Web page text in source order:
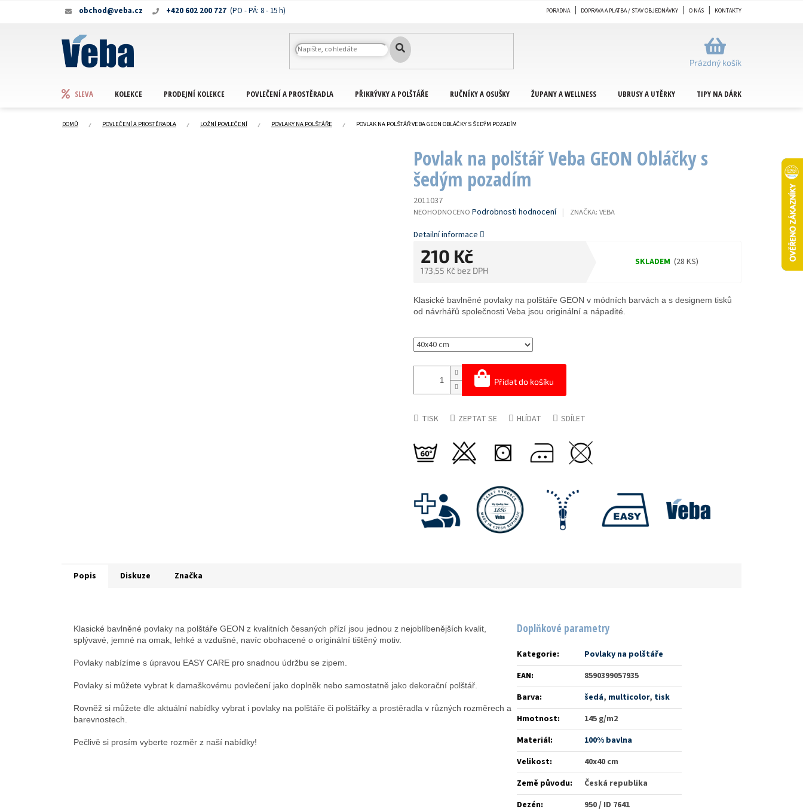
+420 602 200 727
obchod@veba.cz PORADNA DOPRAVA A PLATBA / STAV OBJEDNÁVKY O NÁS KONTAKTY
NÁKUPNÍ
KOŠÍK
Prázdný košík
SLEVA KOLEKCE PRODEJNÍ KOLEKCE POVLEČENÍ A PROSTĚRADLA PŘIKRÝVKY A POLŠTÁŘE RUČNÍKY A OSUŠKY ŽUPANY A WELLNESS UBRUSY A UTĚRKY TIPY NA DÁRKY
DOMŮ POVLEČENÍ A PROSTĚRADLA LOŽNÍ POVLEČENÍ POVLAKY NA POLŠTÁŘE POVLAK NA POLŠTÁŘ VEBA GEON OBLÁČKY S ŠEDÝM POZADÍM
Povlak na polštář Veba GEON Obláčky s
šedým pozadím
2011037
PRŮMĚRNÉ
PRODUKTU
0,0
NEOHODNOCENO Podrobnosti hodnocení ZNAČKA: VEBA
210 Kč
173,55 Kč bez DPH
SKLADEM (28 KS)
Přidat do košíku
Klasické bavlněné povlaky na polštáře GEON v módních barvách a s designem tisků
od návrhářů společnosti Veba jsou originální a nápadité.
Detailní informace
TISK ZEPTAT SE HLÍDAT SDÍLET
Popis Diskuze Značka
Klasické bavlněné povlaky na polštáře GEON z kvalitních česaných přízí jsou jednou z nejoblíbenějších kvalit,
splývavé, jemné na omak, lehké a vzdušné, navíc obohacené o originální tištěný motiv.
Povlaky nabízíme s úpravou EASY CARE pro snadnou údržbu se zipem.
Povlaky si můžete vybrat k damaškovému povlečení jako doplněk nebo samostatně jako dekorační polštář.
Rovněž si můžete dle aktuální nabídky vybrat i povlaky na polštáře či polštářky a prostěradla v různých rozměrech a
barevnostech.
Pečlivě si prosím vyberte rozměr z naší nabídky!
Doplňkové parametry
Kategorie:
Povlaky na polštáře
EAN:
8590399057935
Barva: šedá, multicolor, tisk
Hmotnost:
145 g/m2
Materiál:
100% bavlna
Velikost:
40x40 cm
Země původu:
Česká republika
Dezén:
950 / ID 7641